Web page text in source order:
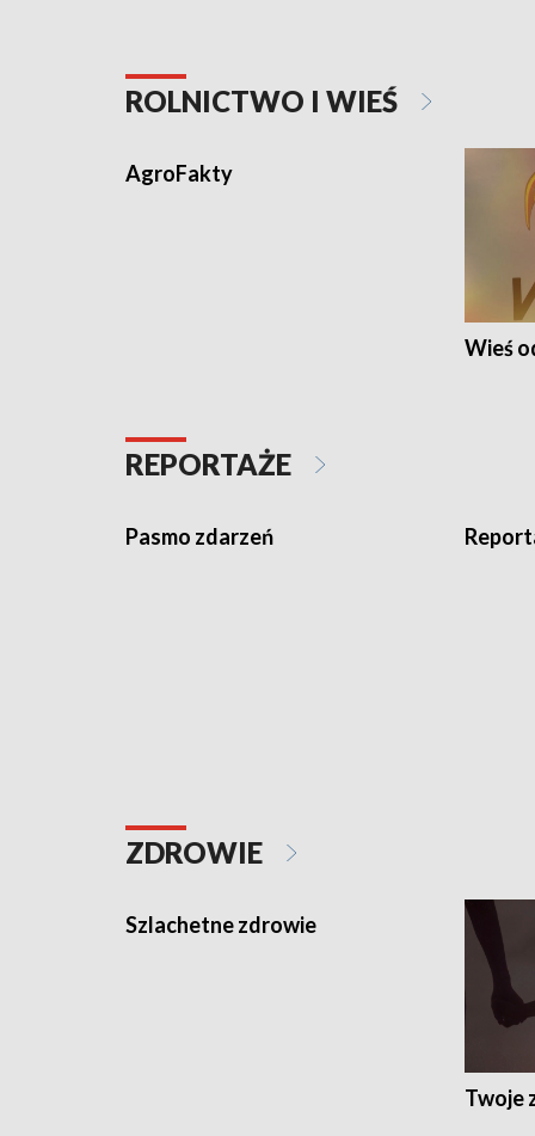
ROLNICTWO I WIEŚ
AgroFakty
Wieś
REPORTAŻE
Pasmo zdarzeń
ZDROWIE
Szlachetne zdrowie
Twoje